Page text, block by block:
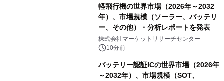
軽飛行機の世界市場（2026年～2032
年）、市場規模（ソーラー、バッテリ
ー、その他）・分析レポートを発表
株式会社マーケットリサーチセンター
10分前
バッテリー認証ICの世界市場（2026年
～2032年）、市場規模（SOT、